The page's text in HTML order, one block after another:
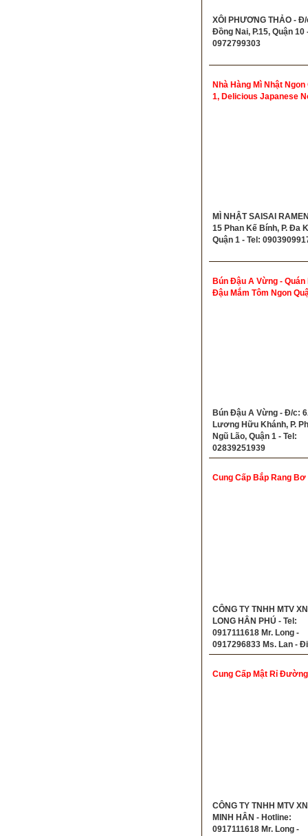
XÔI PHƯƠNG THẢO -
Đồng Nai, P.15, Quận 10
0972799303
Nhà Hàng Mì Nhật Ngon
1, Delicious Japanese
MÌ NHẬT SAISAI
15 Phan Kế Bính, P. Đa
Quận 1 - Tel:
Bún Đậu A Vừng - Quán
Đậu Mắm Tôm Ngon
Bún Đậu A Vừng - Đ/c:
Lương Hữu Khánh, P.
Ngũ Lão, Quận 1 - Tel:
02839251939
Cung Cấp Bắp Rang Bơ
CÔNG TY TNHH MTV
LONG HÂN PHÚ - Tel:
0917111618 Mr. Long -
0917296833 Ms. Lan -
85/10 Trần Chánh Chiếu,
Q.5 , TP.HCM
Cung Cấp Mật Rỉ Đường
CÔNG TY TNHH MTV
MINH HÂN - Hotline:
0917111618 Mr. Long -